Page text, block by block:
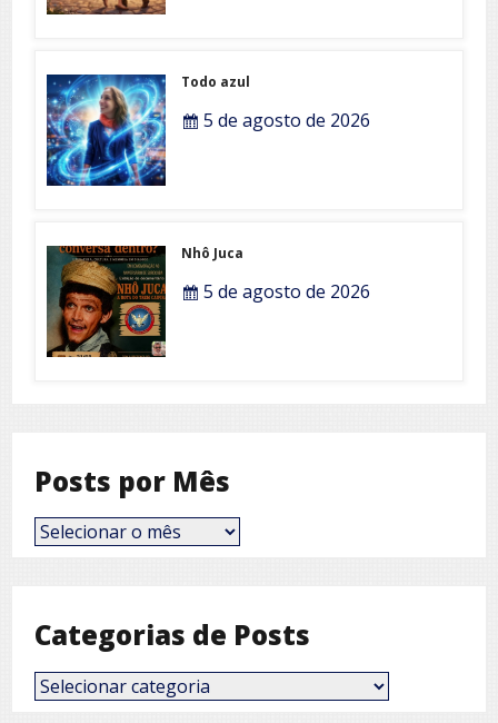
Todo azul
5 de agosto de 2026
Nhô Juca
5 de agosto de 2026
Posts por Mês
Posts
por
Categorias de Posts
Categorias
de